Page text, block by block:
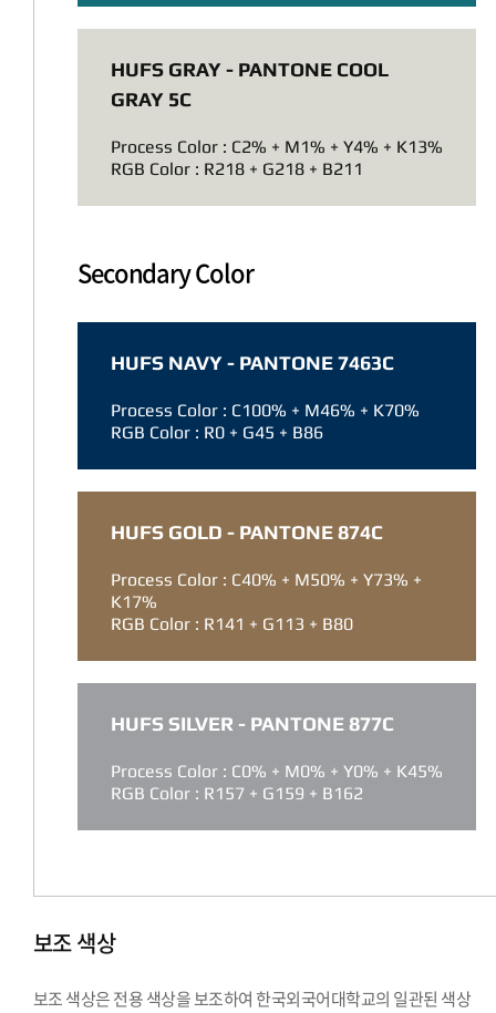
HUFS GRAY - PANTONE COOL
GRAY 5C
Process Color : C2% + M1% + Y4% + K13%
RGB Color : R218 + G218 + B211
Secondary Color
HUFS NAVY - PANTONE 7463C
Process Color : C100% + M46% + K70%
RGB Color : R0 + G45 + B86
HUFS GOLD - PANTONE 874C
Process Color : C40% + M50% + Y73% +
K17%
RGB Color : R141 + G113 + B80
HUFS SILVER - PANTONE 877C
Process Color : C0% + M0% + Y0% + K45%
RGB Color : R157 + G159 + B162
보조 색상
보조 색상은 전용 색상을 보조하여 한국외국어대학교의 일관된 색상